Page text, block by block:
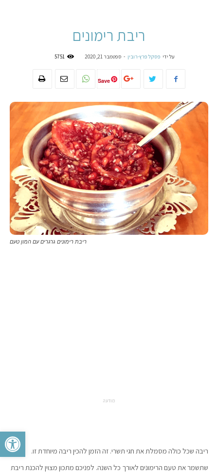
פתח
ריבת רימונים
על ידי פסקל פרץ-רובין - ספטמבר 21, 2020 5751
Save
ריבת רימונים גרגרים עם המון טעם
מודעה
ריבה שכל כולה מסמלת את חגי תשרי. זה הזמן להכין ריבה מיוחדת זו.
שתשמר את טעם הרימונים לאורך כל השנה. לפניכם מתכון מצוין להכנת ריבת